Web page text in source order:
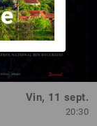
Vin, 11 sept.
20:30